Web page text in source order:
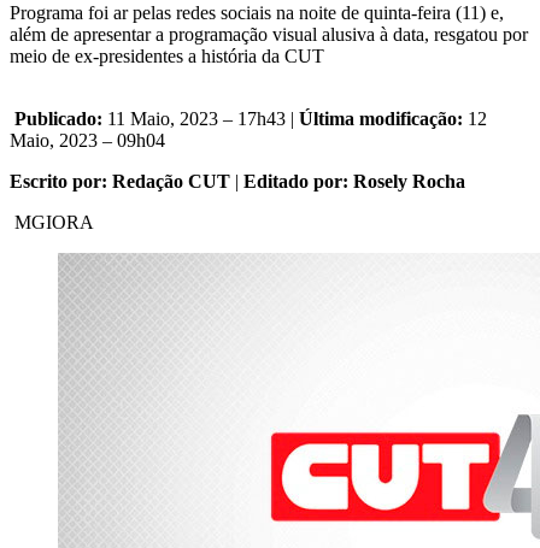
Programa foi ar pelas redes sociais na noite de quinta-feira (11) e,
além de apresentar a programação visual alusiva à data, resgatou por
meio de ex-presidentes a história da CUT
Publicado: 11 Maio, 2023 – 17h43 | Última modificação: 12
Maio, 2023 – 09h04
Escrito por: Redação CUT | Editado por: Rosely Rocha
MGIORA